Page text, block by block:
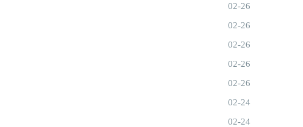
02-26
02-26
02-26
02-26
02-26
02-24
02-24